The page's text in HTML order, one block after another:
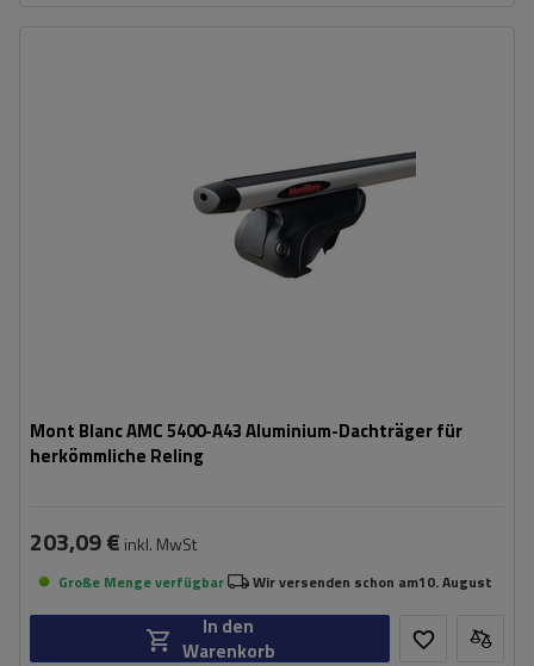
Mont Blanc AMC 5400-A43 Aluminium-Dachträger für
herkömmliche Reling
203,09 € inkl. MwSt
Große Menge verfügbar Wir versenden schon am10. August
In den
Warenkorb